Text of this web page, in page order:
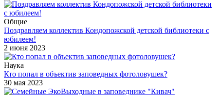
Общие
Поздравляем коллектив Кондопожской детской библиотеки с
юбилеем!
2 июня 2023
Наука
Кто попал в объектив заповедных фотоловушек?
30 мая 2023